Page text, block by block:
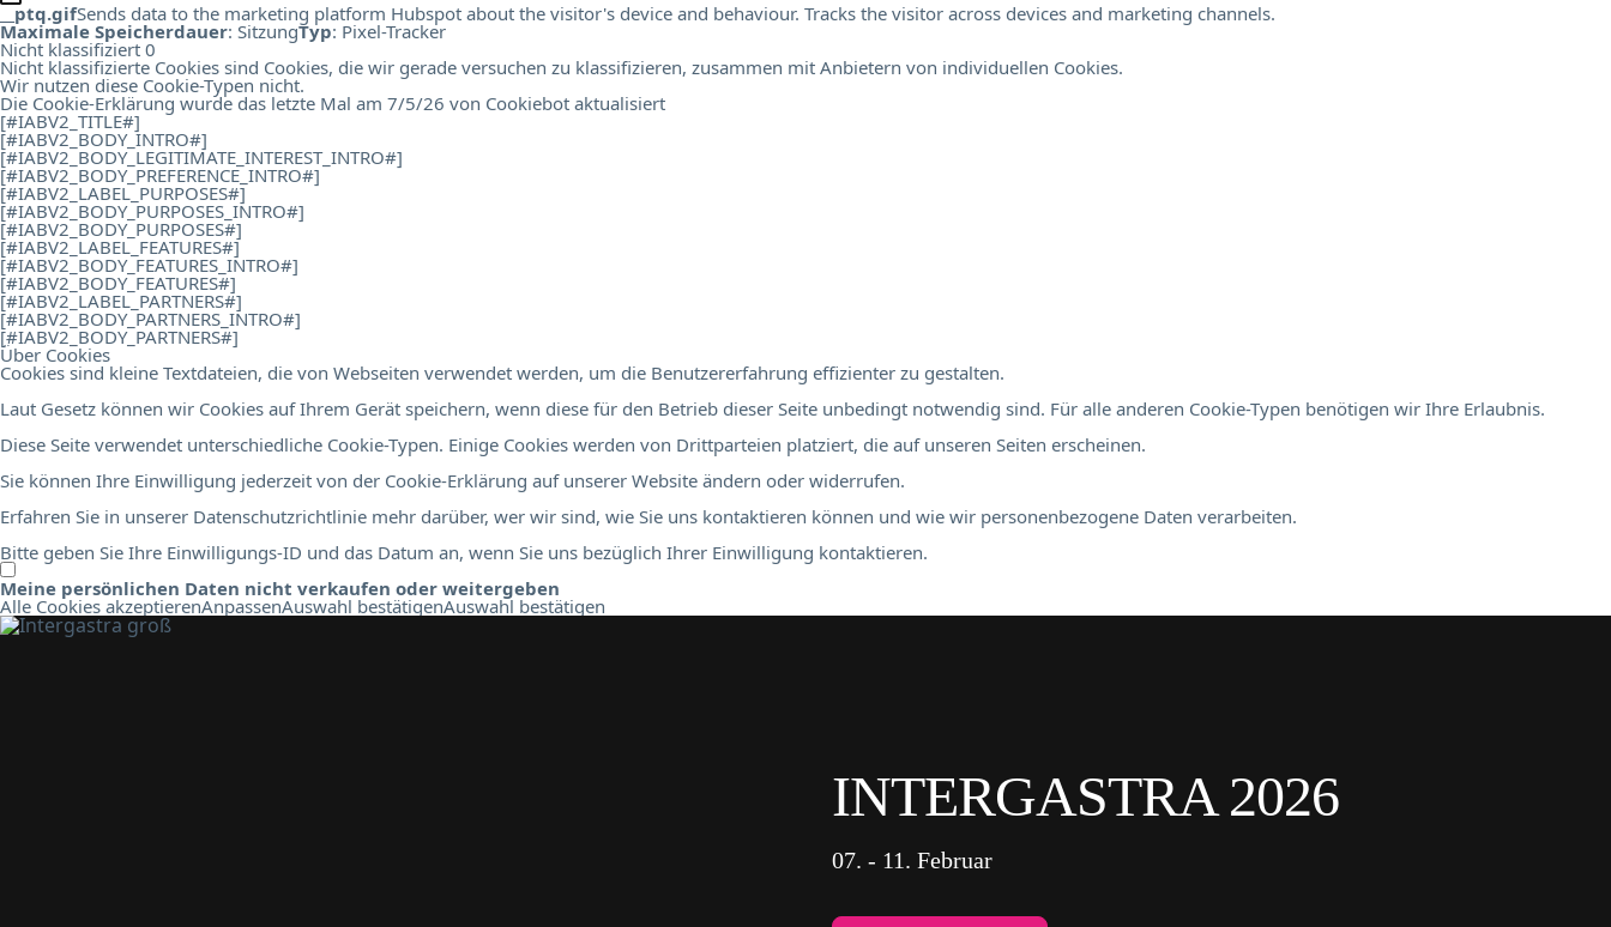
__ptq.gifSends data to the marketing platform Hubspot about the visitor's device and behaviour. Tracks the visitor across devices and marketing channels.
Maximale Speicherdauer: SitzungTyp: Pixel-Tracker
Nicht klassifiziert 0
Nicht klassifizierte Cookies sind Cookies, die wir gerade versuchen zu klassifizieren, zusammen mit Anbietern von individuellen Cookies.
Wir nutzen diese Cookie-Typen nicht.
Die Cookie-Erklärung wurde das letzte Mal am 7/5/26 von Cookiebot aktualisiert
[#IABV2_TITLE#]
[#IABV2_BODY_INTRO#]
[#IABV2_BODY_LEGITIMATE_INTEREST_INTRO#]
[#IABV2_BODY_PREFERENCE_INTRO#]
[#IABV2_LABEL_PURPOSES#]
[#IABV2_BODY_PURPOSES_INTRO#]
[#IABV2_BODY_PURPOSES#]
[#IABV2_LABEL_FEATURES#]
[#IABV2_BODY_FEATURES_INTRO#]
[#IABV2_BODY_FEATURES#]
[#IABV2_LABEL_PARTNERS#]
[#IABV2_BODY_PARTNERS_INTRO#]
[#IABV2_BODY_PARTNERS#]
Über Cookies
Cookies sind kleine Textdateien, die von Webseiten verwendet werden, um die Benutzererfahrung effizienter zu gestalten.
Laut Gesetz können wir Cookies auf Ihrem Gerät speichern, wenn diese für den Betrieb dieser Seite unbedingt notwendig sind. Für alle anderen Cookie-Typen benötigen wir Ihre Erlaubnis.
Diese Seite verwendet unterschiedliche Cookie-Typen. Einige Cookies werden von Drittparteien platziert, die auf unseren Seiten erscheinen.
Sie können Ihre Einwilligung jederzeit von der Cookie-Erklärung auf unserer Website ändern oder widerrufen.
Erfahren Sie in unserer Datenschutzrichtlinie mehr darüber, wer wir sind, wie Sie uns kontaktieren können und wie wir personenbezogene Daten verarbeiten.
Bitte geben Sie Ihre Einwilligungs-ID und das Datum an, wenn Sie uns bezüglich Ihrer Einwilligung kontaktieren.
Meine persönlichen Daten nicht verkaufen oder weitergeben
Alle Cookies akzeptierenAnpassenAuswahl bestätigenAuswahl bestätigen
INTERGASTRA 2026
07. - 11. Februar